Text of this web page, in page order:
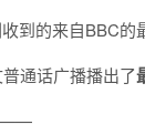
到的来自BBC的
通话广播播出了